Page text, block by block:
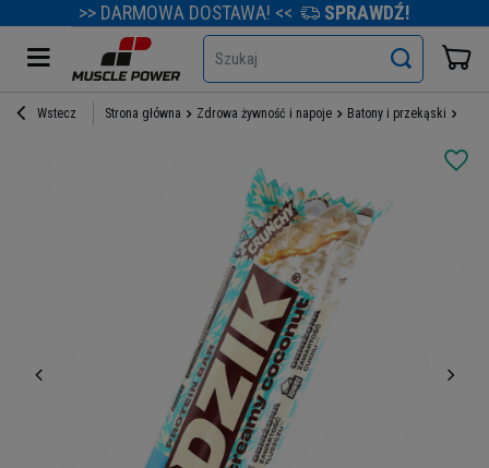
>> DARMOWA DOSTAWA! << SPRAWDŹ!
Szukaj
Wstecz Strona główna Zdrowa żywność i napoje Batony i przekąski